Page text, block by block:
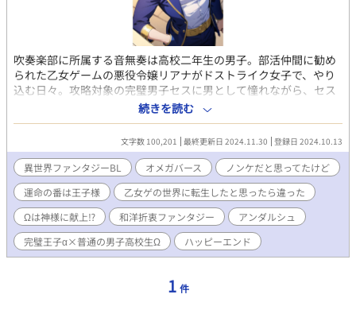
吹奏楽部に所属する音無奏は高校二年生の男子。部活仲間に勧め
られた乙女ゲームの悪役令嬢リアナがドストライク女子で、やり
込む日々。攻略対象の完璧男子セスに男として憧れながら、セス
ルートを繰り返しプレイしていた。ゲーム中、急な眠気に襲われ
倒れた奏が次に目を覚ましたのは、ゲームの中の世界。奏を起こ
したのは完璧皇子セスだった。乙女ゲ世界にヒロインポジション
で召喚されたと思っていたが、乙女ゲームは只の入り口、奏は
元々「こちら側」の人間だった。召喚師であり日本での同級生だ
った鈴城舞が奏を探し当て「こちらの世界」に連れ戻したのだと
いう。しかし奏には異世界での記憶が全くない。しかも、元の性
別は女でTSと教えられ、益々混乱する。男としてリアナに好意を
寄せているはずが、オメガであるカナデは運命の番であるセスに
無自覚に惹かれてしまう。リアナとセスへの気持ちに挟まれて自
分の恋の行方に悩みながらも、カナデは『儀式』というこの国の
る。異世界転移系BLオメガバース和洋折衷ファンタジー。【カク
続きを読む
文字数 100,201 最終更新日 2024.11.30 登録日 2024.10.13
異世界ファンタジーBL オメガバース
ノンケだと思ってたけど
運命の番は王子様
乙女ゲの世界に転生したと思ったら違った
Ωは神様に献上⁉
和洋折衷ファンタジー
アンダルシュ
完璧王子α×普通の男子高校生Ω
ハッピーエンド
1 件